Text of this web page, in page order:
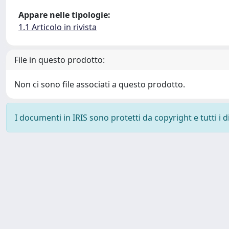
Appare nelle tipologie:
1.1 Articolo in rivista
File in questo prodotto:
Non ci sono file associati a questo prodotto.
I documenti in IRIS sono protetti da copyright e tutti i